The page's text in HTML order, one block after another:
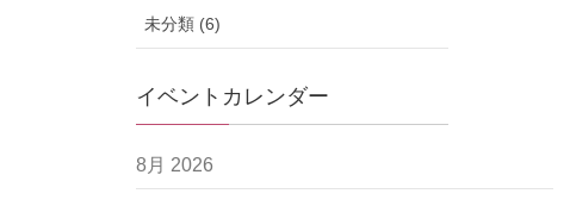
未分類 (6)
イベントカレンダー
8月 2026